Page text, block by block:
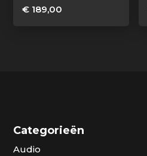
€ 189,00
Categorieën
Audio